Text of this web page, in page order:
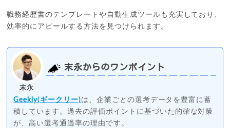
職務経歴書のテンプレートや自動生成ツールも充実しており、
効率的にアピールする方法を見つけられます。
末永
末永からのワンポイント
Geekly(ギークリー)は、企業ごとの選考データを豊富に蓄
積しています。過去の評価ポイントに基づいた的確な対策
が、高い選考通過率の理由です。